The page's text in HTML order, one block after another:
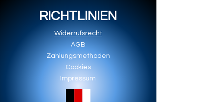
RICHTLINIEN
Widerrufsrecht
AGB
Zahlungsmethoden
Cookies
Impressum